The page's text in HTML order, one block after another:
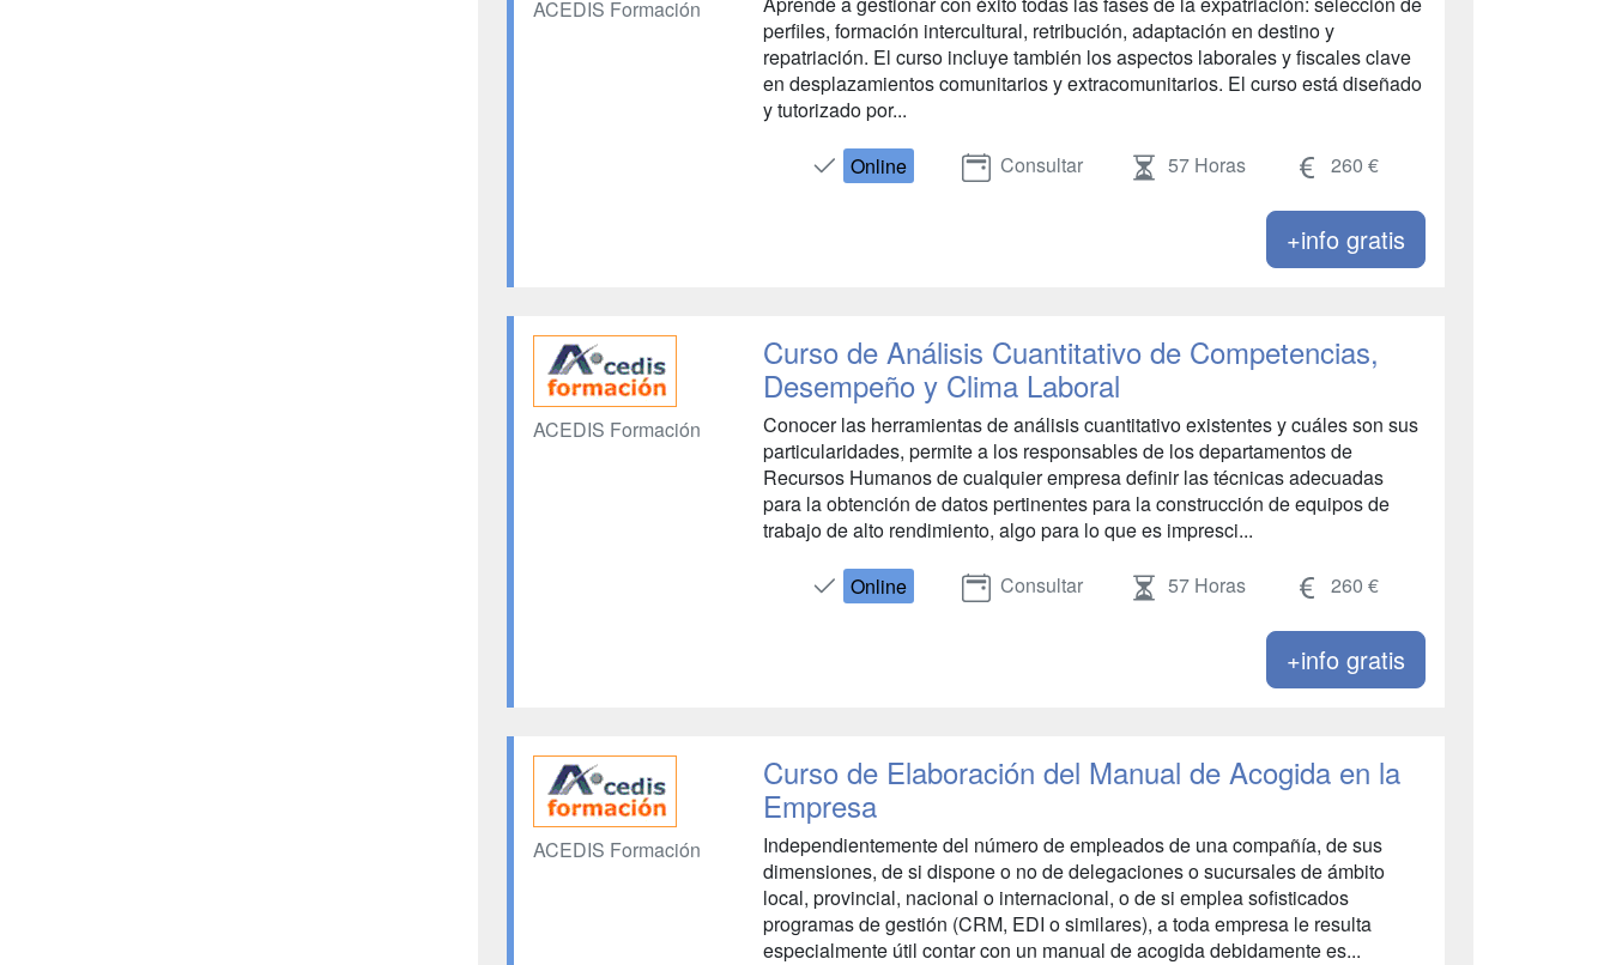
ACEDIS Formación
perfiles, formación intercultural, retribución, adaptación en destino y
repatriación. El curso incluye también los aspectos laborales y fiscales clave
en desplazamientos comunitarios y extracomunitarios. El curso está diseñado
y tutorizado por...
Online Consultar 57 Horas 260 €
+info gratis
ACEDIS Formación
Curso de Análisis Cuantitativo de Competencias,
Desempeño y Clima Laboral
Conocer las herramientas de análisis cuantitativo existentes y cuáles son sus
particularidades, permite a los responsables de los departamentos de
Recursos Humanos de cualquier empresa definir las técnicas adecuadas
para la obtención de datos pertinentes para la construcción de equipos de
trabajo de alto rendimiento, algo para lo que es impresci...
Online Consultar 57 Horas 260 €
+info gratis
ACEDIS Formación
Curso de Elaboración del Manual de Acogida en la
Empresa
Independientemente del número de empleados de una compañía, de sus
dimensiones, de si dispone o no de delegaciones o sucursales de ámbito
local, provincial, nacional o internacional, o de si emplea sofisticados
programas de gestión (CRM, EDI o similares), a toda empresa le resulta
especialmente útil contar con un manual de acogida debidamente es...